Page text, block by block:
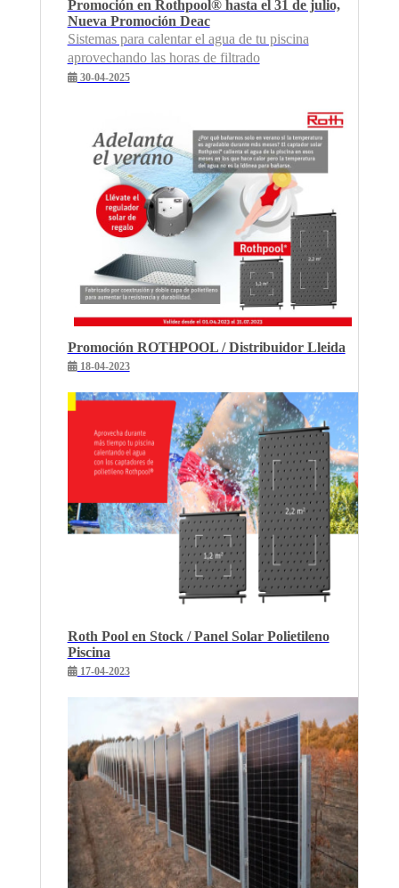
Promoción en Rothpool® hasta el 31 de julio,
Nueva Promoción Deac
Sistemas para calentar el agua de tu piscina
aprovechando las horas de filtrado
30-04-2025
Promoción ROTHPOOL / Distribuidor Lleida
18-04-2023
Roth Pool en Stock / Panel Solar Polietileno
Piscina
17-04-2023